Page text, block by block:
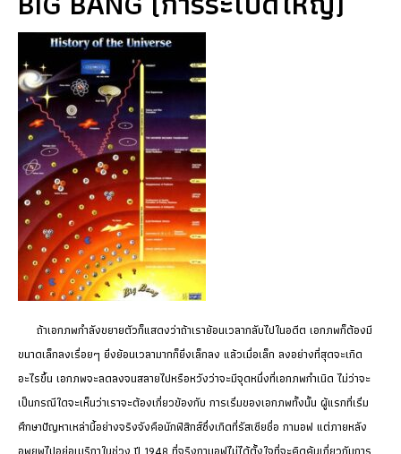
ถ้าเอกภพกำลังขยายตัวก็แสดงว่าถ้าเราย้อนเวลากลับไปในอดีต เอกภพก็ต้องมี
ขนาดเล็กลงเรื่อยๆ ยิ่งย้อนเวลามากก็ยิ่งเล็กลง แล้วเมื่อเล็ก ลงอย่างที่สุดจะเกิด
อะไรขึ้น เอกภพจะลดลงจนสลายไปหรือหวังว่าจะมีจุดหนึ่งที่เอกภพกำเนิด ไม่ว่าจะ
เป็นกรณีใดจะเห็นว่าเราจะต้องเกี่ยวข้องกับ การเริ่มของเอกภพทั้งนั้น ผู้แรกที่เริ่ม
ศึกษาปัญหาเหล่านี้อย่างจริงจังคือนักฟิสิกส์ซึ่งเกิดที่รัสเซียชื่อ กามอฟ แต่ภายหลัง